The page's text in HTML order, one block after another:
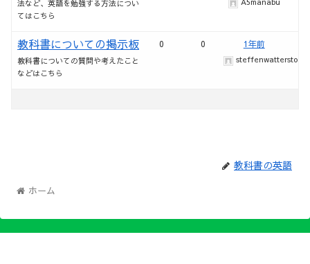
法など、英語を勉強する方法につい
てはこちら
教科書についての掲示板
教科書についての質問や考えたこと
などはこちら
0 0 1年前
steffenwattersto
教科書の英語
ホーム